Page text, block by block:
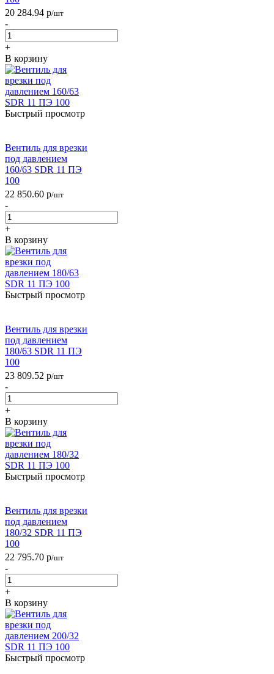
20 284.94 р/шт
-
+
В корзину
Быстрый просмотр
Вентиль для врезки
под давлением
160/63 SDR 11 ПЭ
100
22 850.60 р/шт
-
+
В корзину
Быстрый просмотр
Вентиль для врезки
под давлением
180/63 SDR 11 ПЭ
100
23 809.52 р/шт
-
+
В корзину
Быстрый просмотр
Вентиль для врезки
под давлением
180/32 SDR 11 ПЭ
100
22 795.70 р/шт
-
+
В корзину
Быстрый просмотр